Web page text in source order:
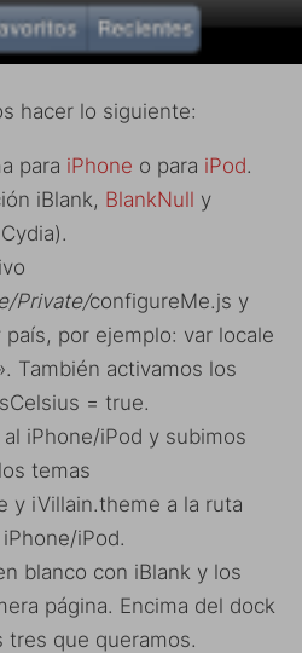
hacer lo siguiente:
para iPhone o para iPod.
iBlank, BlankNull y
Private/configureMe.js y
por ejemplo: var locale
También activamos los
= true.
al iPhone/iPod y subimos
temas
y iVillain.theme a la ruta
iPod.
blanco con iBlank y los
página. Encima del dock
tres que queramos.